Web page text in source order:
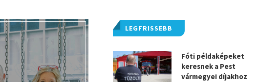
LEGFRISSEBB
Fóti példaképeket
keresnek a Pest
vármegyei díjakhoz